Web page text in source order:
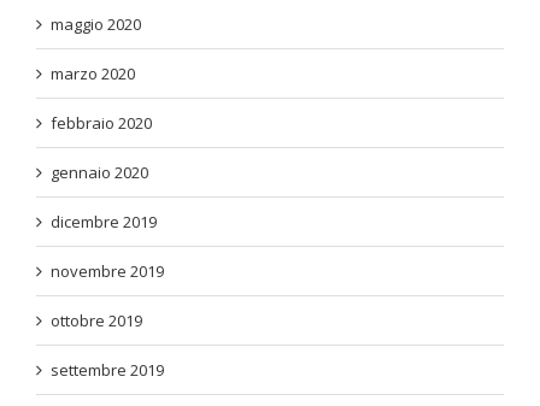
maggio 2020
marzo 2020
febbraio 2020
gennaio 2020
dicembre 2019
novembre 2019
ottobre 2019
settembre 2019